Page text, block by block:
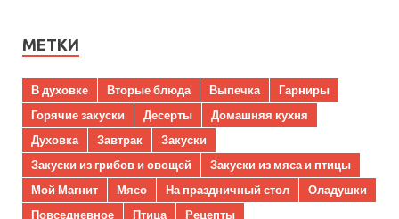
МЕТКИ
В духовке Вторые блюда Выпечка
Гарниры
Горячие закуски
Десерты
Домашняя кухня
Духовка
Завтрак
Закуски
Закуски из грибов и овощей
Закуски из мяса и птицы
Мой Магнит
Мясо На праздничный стол
Оладушки
Повседневное
Птица
Рецепты